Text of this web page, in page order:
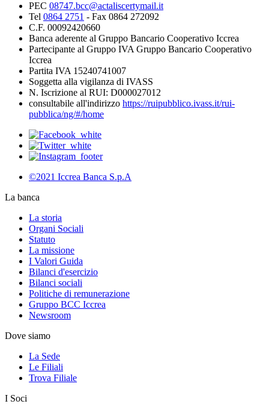
PEC 08747.bcc@actaliscertymail.it
Tel 0864 2751 - Fax 0864 272092
C.F. 00092420660
Banca aderente al Gruppo Bancario Cooperativo Iccrea
Partecipante al Gruppo IVA Gruppo Bancario Cooperativo
Iccrea
Partita IVA 15240741007
Soggetta alla vigilanza di IVASS
N. Iscrizione al RUI: D000027012
consultabile all'indirizzo https://ruipubblico.ivass.it/rui-
pubblica/ng/#/home
©2021 Iccrea Banca S.p.A
La banca
La storia
Organi Sociali
Statuto
La missione
I Valori Guida
Bilanci d'esercizio
Bilanci sociali
Politiche di remunerazione
Gruppo BCC Iccrea
Newsroom
Dove siamo
La Sede
Le Filiali
Trova Filiale
I Soci